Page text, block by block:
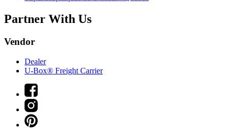
Partner With Us
Vendor
Dealer
U-Box® Freight Carrier